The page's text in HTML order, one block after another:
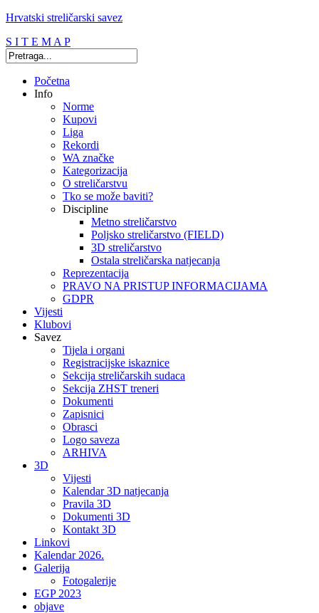
Hrvatski streličarski savez
S I T E M A P
Početna
Info
Norme
Kupovi
Liga
Rekordi
WA značke
Kategorizacija
O streličarstvu
Tko se može baviti?
Discipline
Metno streličarstvo
Poljsko streličarstvo (FIELD)
3D streličarstvo
Ostala streličarska natjecanja
Reprezentacija
PRAVO NA PRISTUP INFORMACIJAMA
GDPR
Vijesti
Klubovi
Savez
Tijela i organi
Registracijske iskaznice
Sekcija streličarskih sudaca
Sekcija ZHST treneri
Dokumenti
Zapisnici
Obrasci
Logo saveza
ARHIVA
3D
Vijesti
Kalendar 3D natjecanja
Pravila 3D
Dokumenti 3D
Kontakt 3D
Linkovi
Kalendar 2026.
Galerija
Fotogalerije
EGP 2023
objave